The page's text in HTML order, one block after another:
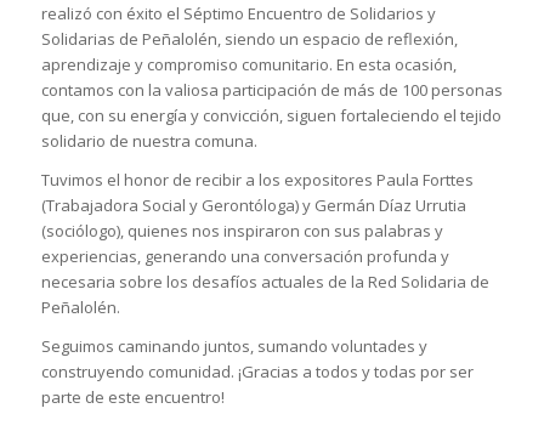
realizó con éxito el Séptimo Encuentro de Solidarios y
Solidarias de Peñalolén, siendo un espacio de reflexión,
aprendizaje y compromiso comunitario. En esta ocasión,
contamos con la valiosa participación de más de 100 personas
que, con su energía y convicción, siguen fortaleciendo el tejido
solidario de nuestra comuna.
Tuvimos el honor de recibir a los expositores Paula Forttes
(Trabajadora Social y Gerontóloga) y Germán Díaz Urrutia
(sociólogo), quienes nos inspiraron con sus palabras y
experiencias, generando una conversación profunda y
necesaria sobre los desafíos actuales de la Red Solidaria de
Peñalolén.
Seguimos caminando juntos, sumando voluntades y
construyendo comunidad. ¡Gracias a todos y todas por ser
parte de este encuentro!